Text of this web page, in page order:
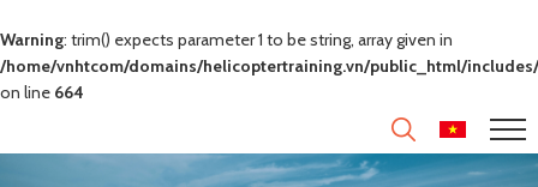
Warning: trim() expects parameter 1 to be string, array given in
/home/vnhtcom/domains/helicoptertraining.vn/public_html/
on line 664